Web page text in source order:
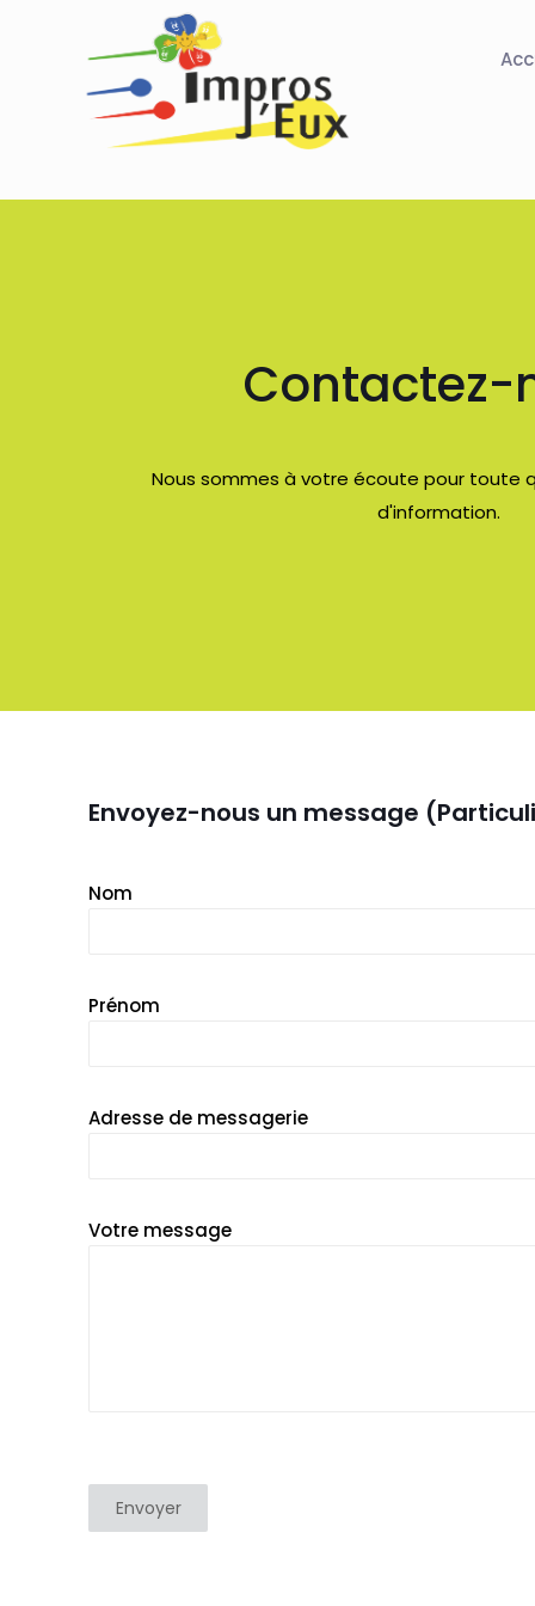
Contactez-
Nous sommes à votre écoute pour toute
d'information.
Envoyez-nous un message
Nom
Prénom
Adresse de messagerie
Votre message
Envoyer